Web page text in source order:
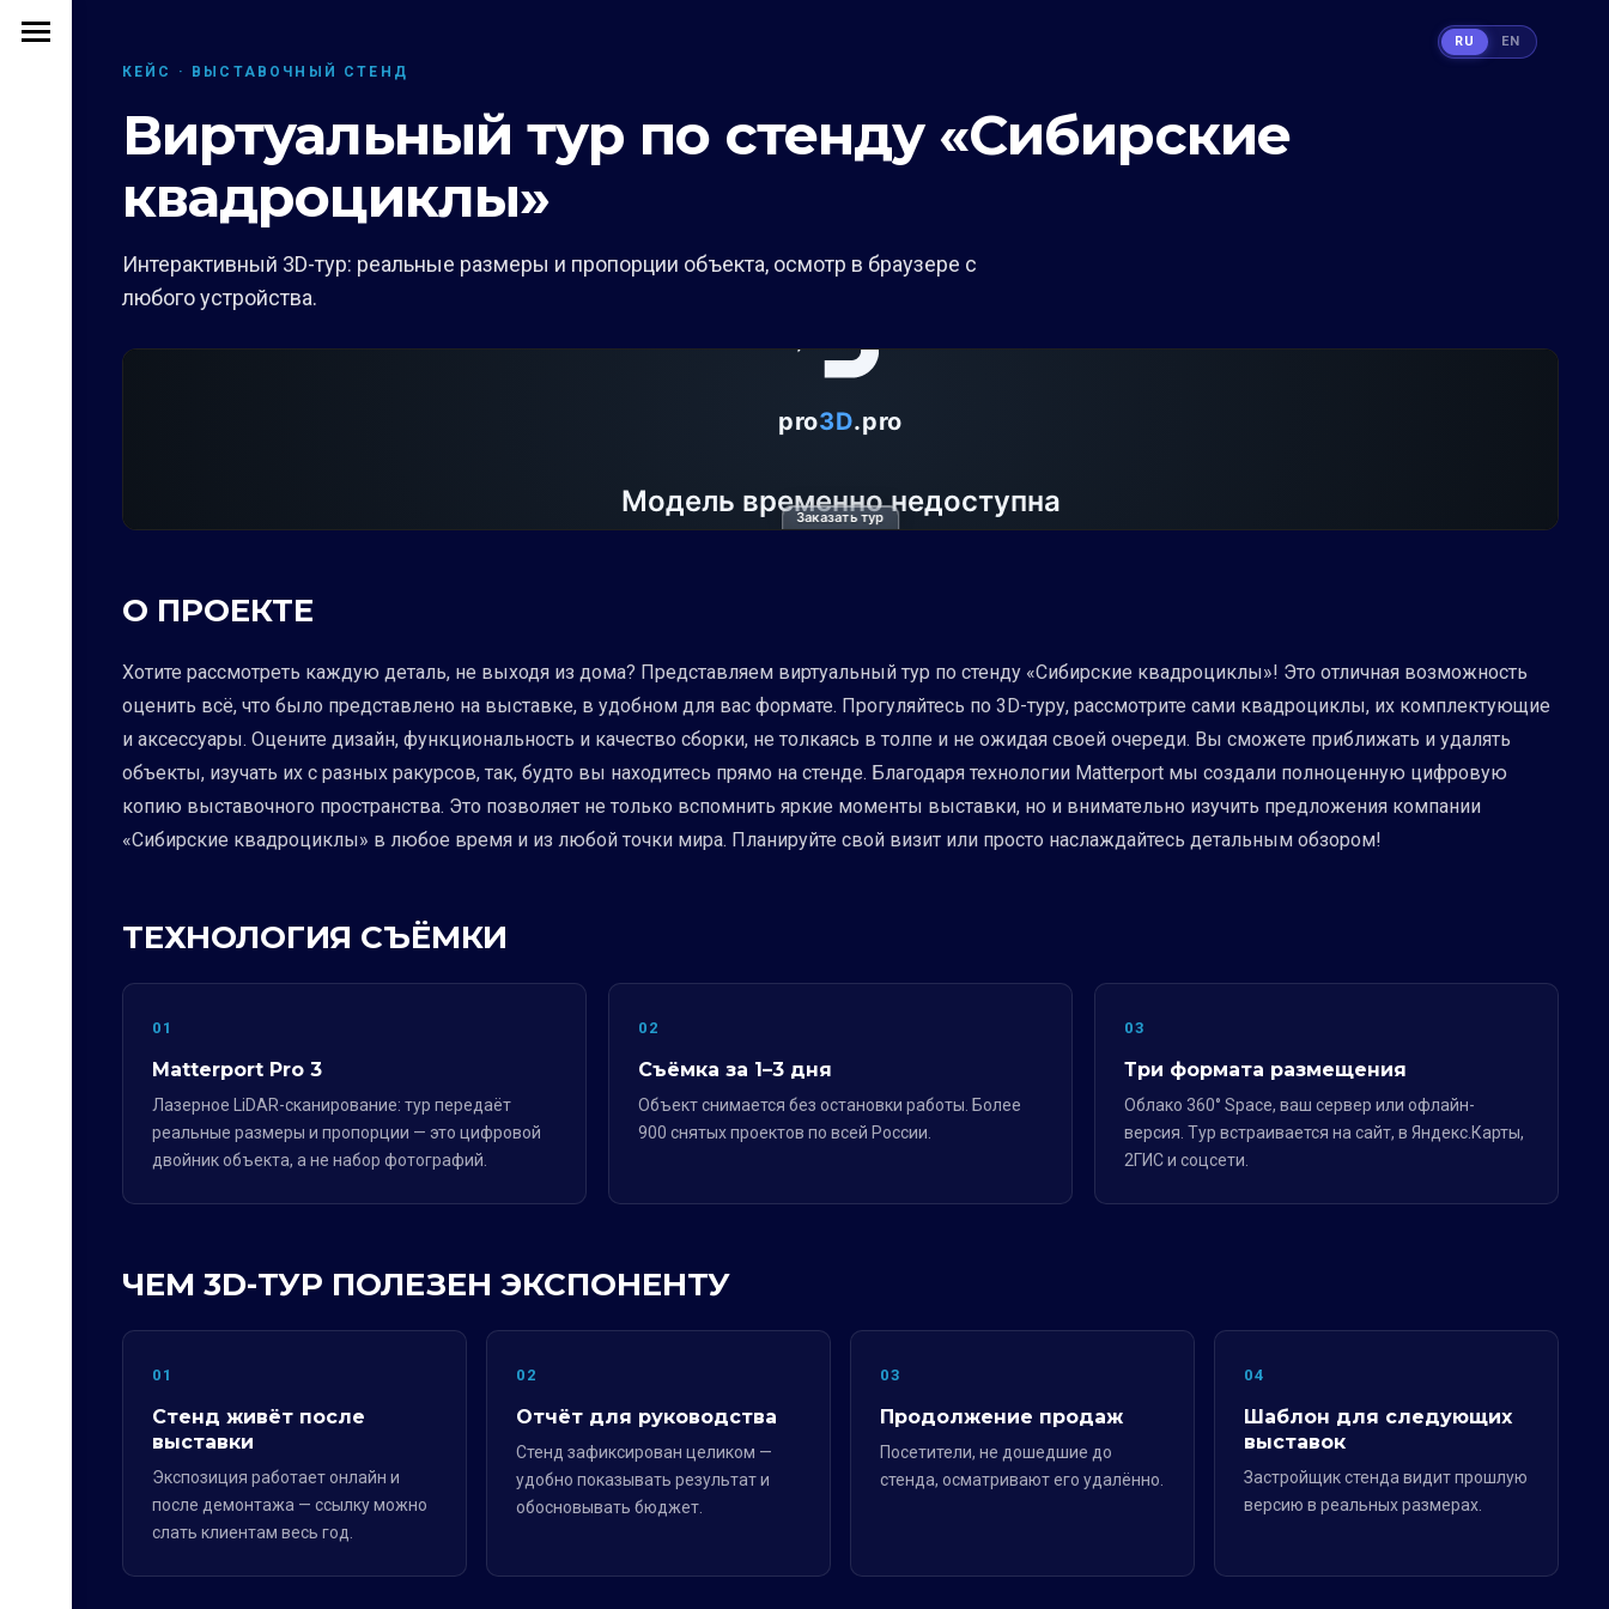
КЕЙС · ВЫСТАВОЧНЫЙ СТЕНД
Виртуальный тур по стенду «Сибирские
квадроциклы»
Интерактивный 3D-тур: реальные размеры и пропорции объекта, осмотр в браузере с
любого устройства.
Заказать тур
О ПРОЕКТЕ
Хотите рассмотреть каждую деталь, не выходя из дома? Представляем виртуальный тур по стенду «Сибирские квадроциклы»! Это отличная возможность
оценить всё, что было представлено на выставке, в удобном для вас формате. Прогуляйтесь по 3D-туру, рассмотрите сами квадроциклы, их комплектующие
и аксессуары. Оцените дизайн, функциональность и качество сборки, не толкаясь в толпе и не ожидая своей очереди. Вы сможете приближать и удалять
объекты, изучать их с разных ракурсов, так, будто вы находитесь прямо на стенде. Благодаря технологии Matterport мы создали полноценную цифровую
копию выставочного пространства. Это позволяет не только вспомнить яркие моменты выставки, но и внимательно изучить предложения компании
«Сибирские квадроциклы» в любое время и из любой точки мира. Планируйте свой визит или просто наслаждайтесь детальным обзором!
ТЕХНОЛОГИЯ СЪЁМКИ
01
Matterport Pro 3
Лазерное LiDAR-сканирование: тур передаёт
реальные размеры и пропорции — это цифровой
двойник объекта, а не набор фотографий.
02
Съёмка за 1–3 дня
Объект снимается без остановки работы. Более
900 снятых проектов по всей России.
03
Три формата размещения
Облако 360° Space, ваш сервер или офлайн-
версия. Тур встраивается на сайт, в Яндекс.Карты,
2ГИС и соцсети.
ЧЕМ 3D-ТУР ПОЛЕЗЕН ЭКСПОНЕНТУ
01
Стенд живёт после
выставки
Экспозиция работает онлайн и
после демонтажа — ссылку можно
слать клиентам весь год.
02
Отчёт для руководства
Стенд зафиксирован целиком —
удобно показывать результат и
обосновывать бюджет.
03
Продолжение продаж
Посетители, не дошедшие до
стенда, осматривают его удалённо.
04
Шаблон для следующих
выставок
Застройщик стенда видит прошлую
версию в реальных размерах.
RU EN